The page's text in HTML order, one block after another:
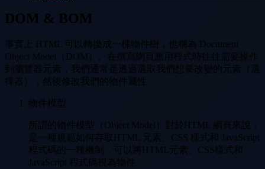
DOM & BOM
事實上 HTML 可以轉換成一棵物件樹，也稱為 Document
Object Model（DOM）。在撰寫網頁應用程式時往往需要操作
到瀏覽器元素，我們通常是透過選取我們想要改變的元素（選
擇器），然後修改我們的物件屬性
物件模型
所謂的物件模型（Object Model）對於HTML 網頁來說，
是一種規範如何存取HTML 元素、CSS 樣式和 JavaScript
程式碼的一種機制，可以將HTML元素、CSS樣式和
JavaScript 程式碼視為物件